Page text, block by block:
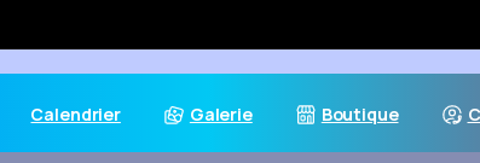
Calendrier Galerie Boutique